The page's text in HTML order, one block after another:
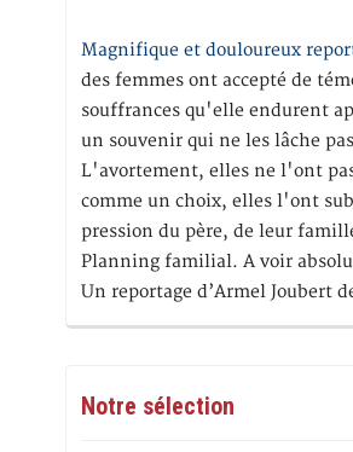
Magnifique et douloureux
des femmes ont accepté de
souffrances qu'elle endurent
un souvenir qui ne les lâche
L'avortement, elles ne l'ont
comme un choix, elles l'ont
pression du père, de leur
Planning familial. A voir
Un reportage d’Armel Joubert
Notre sélection